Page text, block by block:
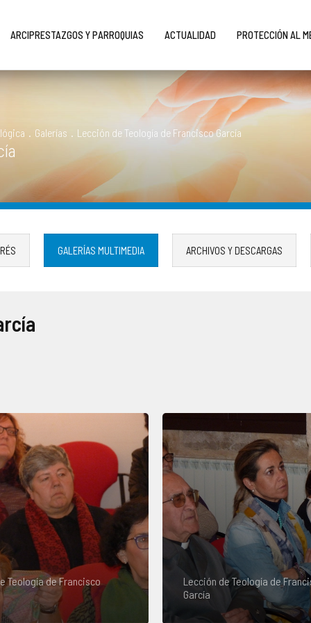
ARCIPRESTAZGOS Y PARROQUIAS ACTUALIDAD PROTECCIÓN AL
. Galerías . Lección de Teología de Francisco García
GALERÍAS MULTIMEDIA ARCHIVOS Y DESCARGAS
Teología de Francisco
Lección de Teología de
García